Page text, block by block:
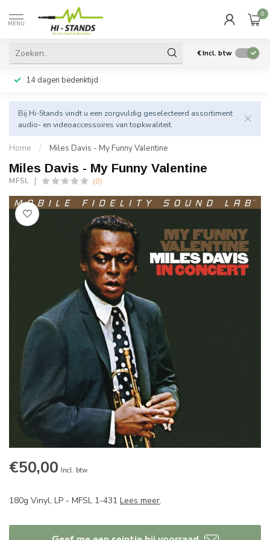
MENU
0
€Incl. btw
14 dagen bedenktijd
Bij Hi-Stands vindt u een zorgvuldig geselecteerd assortiment
audio- en videoaccessoires van topkwaliteit.
Home / Miles Davis - My Funny Valentine
Miles Davis - My Funny Valentine
MFSL (0)
€50,00 Incl. btw
180g Vinyl, LP - MFSL 1-431 Lees meer.